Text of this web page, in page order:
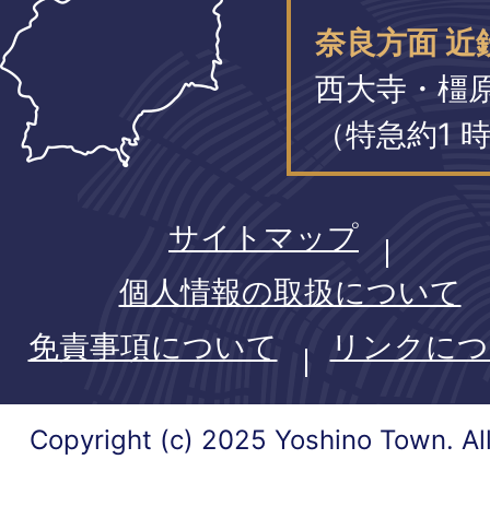
奈良方面 近
西大寺・橿
（特急約1
サイトマップ
個人情報の取扱について
免責事項について
リンクに
Copyright (c) 2025 Yoshino Town.